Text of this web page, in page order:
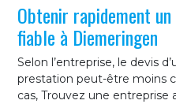
Obtenir rapidement
fiable à Diemeringen
Selon l’entreprise, le devis
prestation peut-être moins
cas, Trouvez une entreprise